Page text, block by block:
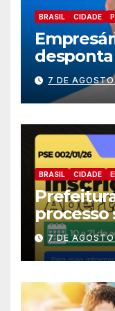
BRASIL CIDADE
nomes do
deputado
7 DE
BRASIL CIDADE
processo
7 DE